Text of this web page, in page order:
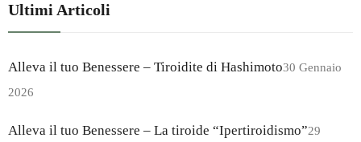
Ultimi Articoli
Alleva il tuo Benessere – Tiroidite di Hashimoto30 Gennaio
2026
Alleva il tuo Benessere – La tiroide “Ipertiroidismo”29